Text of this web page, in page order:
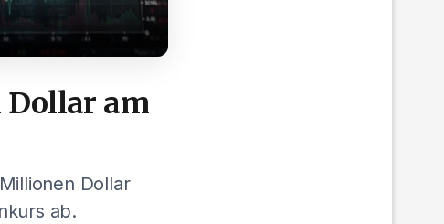
Dollar am
Dollar
ab.